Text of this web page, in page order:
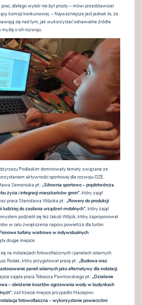
dlatego wybór nie był prosty– mówi przedstawiciel
komisji konkursowej.– Najważniejsze jest jednak to, że
się nad tym, jak wykorzystać odnawialne źródła
myślą o ich rozwoju.
Podlaskim dominowały tematy związane ze
aktywności sportowej dla rozwoju OZE.
Semeniuka pt.:„Siłownia sportowo – prądotwórcza.
życia i integracji mieszkańców gmin”, który zajął
praca Stanisława Wójcika pt.:„Rowery do produkcji
ludzkiej do zasilania urządzeń mobilnych”, który zajął
podzielił się też Jakub Wójcik, który zaproponował
w celu zwiększenia naporu powietrza dla turbin
turbiny wiatrowe w indywidualnych
drugie miejsce.
na instalacjach fotowoltaicznych i panelach solarnych.
Rodak, który przygotował pracę pt.:„Budowa oraz
paneli solarnych jako alternatywy dla instalacji
zajęła praca Tobiasza Pawłowskiego pt.:„Działanie
– obniżenie kosztów ogrzewania wody w budynkach
, zaś trzecie miejsce przypadło Maciejowi
fotowoltaiczna – wykorzystanie powierzchni